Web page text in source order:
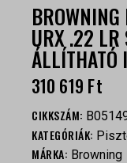
URX .22 LR
ÁLLÍTHATÓ
310 619 Ft
CIKKSZÁM:
KATEGÓRIÁK:
MÁRKA: Browning